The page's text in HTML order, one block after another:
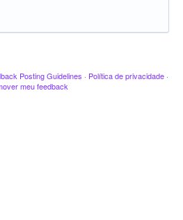
Posting Guidelines · Política de privacidade ·
meu feedback